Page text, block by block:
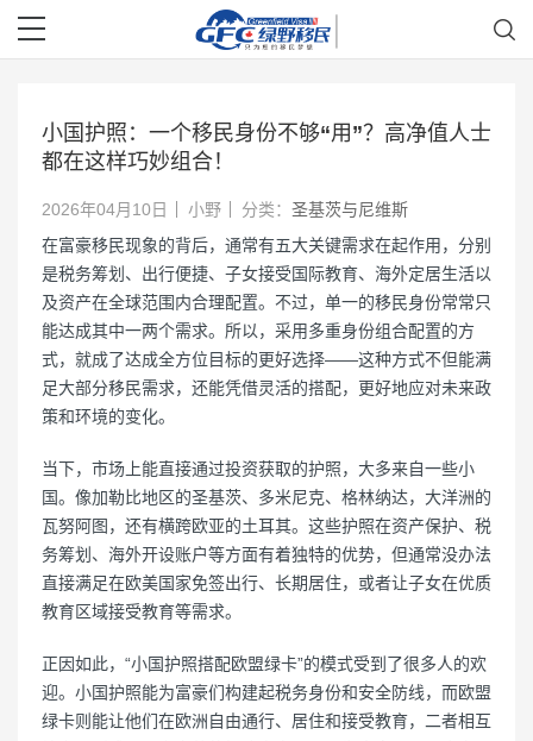
小国护照：一个移民身份不够“用”？高净值人士
都在这样巧妙组合！
2026年04月10日 小野 分类： 圣基茨与尼维斯
在富豪移民现象的背后，通常有五大关键需求在起作用，分别
是税务筹划、出行便捷、子女接受国际教育、海外定居生活以
及资产在全球范围内合理配置。不过，单一的移民身份常常只
能达成其中一两个需求。所以，采用多重身份组合配置的方
式，就成了达成全方位目标的更好选择——这种方式不但能满
足大部分移民需求，还能凭借灵活的搭配，更好地应对未来政
策和环境的变化。
当下，市场上能直接通过投资获取的护照，大多来自一些小
国。像加勒比地区的圣基茨、多米尼克、格林纳达，大洋洲的
瓦努阿图，还有横跨欧亚的土耳其。这些护照在资产保护、税
务筹划、海外开设账户等方面有着独特的优势，但通常没办法
直接满足在欧美国家免签出行、长期居住，或者让子女在优质
教育区域接受教育等需求。
正因如此，“小国护照搭配欧盟绿卡”的模式受到了很多人的欢
迎。小国护照能为富豪们构建起税务身份和安全防线，而欧盟
绿卡则能让他们在欧洲自由通行、居住和接受教育，二者相互